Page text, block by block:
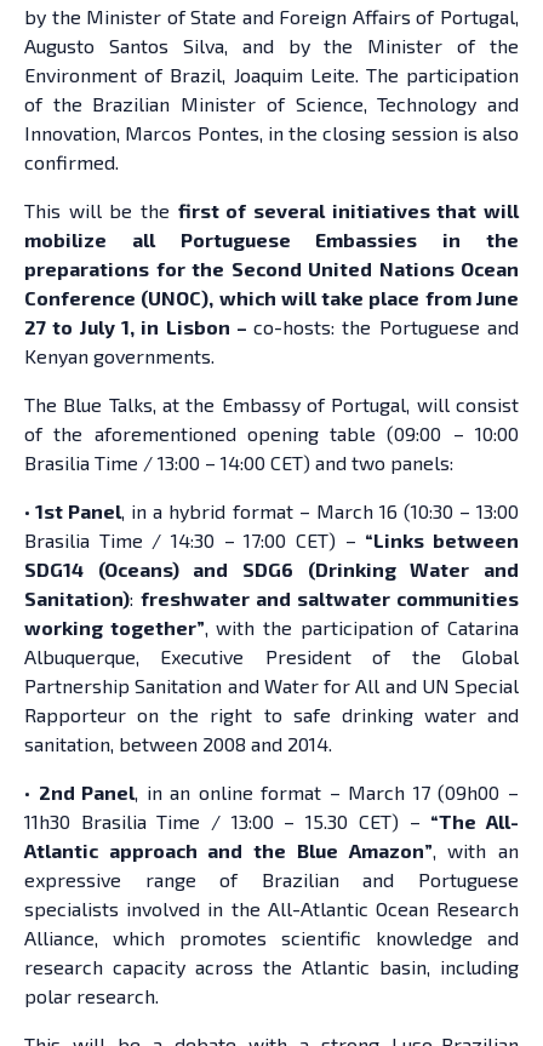
by the Minister of State and Foreign Affairs of Portugal,
Augusto Santos Silva, and by the Minister of the
Environment of Brazil, Joaquim Leite. The participation
of the Brazilian Minister of Science, Technology and
Innovation, Marcos Pontes, in the closing session is also
confirmed.
This will be the first of several initiatives that will
mobilize all Portuguese Embassies in the
preparations for the Second United Nations Ocean
Conference (UNOC), which will take place from June
27 to July 1, in Lisbon –co-hosts: the Portuguese and
Kenyan governments.
The Blue Talks, at the Embassy of Portugal, will consist
of the aforementioned opening table (09:00 – 10:00
Brasilia Time / 13:00 – 14:00 CET) and two panels:
• 1st Panel, in a hybrid format – March 16 (10:30 – 13:00
Brasilia Time / 14:30 – 17:00 CET) – “Links between
SDG14 (Oceans) and SDG6 (Drinking Water and
Sanitation): freshwater and saltwater communities
working together”, with the participation of Catarina
Albuquerque, Executive President of the Global
Partnership Sanitation and Water for All and UN Special
Rapporteur on the right to safe drinking water and
sanitation, between 2008 and 2014.
• 2nd Panel, in an online format – March 17 (09h00 –
11h30 Brasilia Time / 13:00 – 15.30 CET) – “The All-
Atlantic approach and the Blue Amazon”, with an
expressive range of Brazilian and Portuguese
specialists involved in the All-Atlantic Ocean Research
Alliance, which promotes scientific knowledge and
research capacity across the Atlantic basin, including
polar research.